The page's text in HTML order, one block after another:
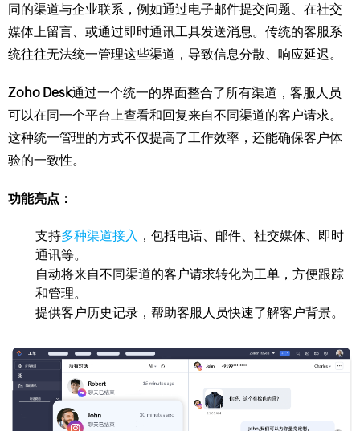
同的渠道与企业联系，例如通过电子邮件提交问题、在社交
媒体上留言、或通过即时通讯工具发送消息。传统的客服系
统往往无法统一管理这些渠道，导致信息分散、响应延迟。
Zoho Desk通过一个统一的界面整合了所有渠道，客服人员
可以在同一个平台上查看和回复来自不同渠道的客户请求。
这种统一管理的方式不仅提高了工作效率，还能确保客户体
验的一致性。
功能亮点：
支持多种渠道接入 ，包括电话、邮件、社交媒体、即时
通讯等。
自动将来自不同渠道的客户请求转化为工单，方便跟踪
和管理。
提供客户历史记录，帮助客服人员快速了解客户背景。